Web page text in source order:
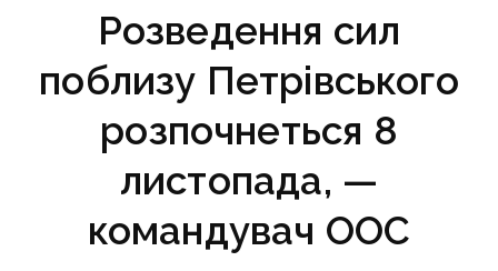
Розведення сил
поблизу Петрівського
розпочнеться 8
листопада, —
командувач ООС